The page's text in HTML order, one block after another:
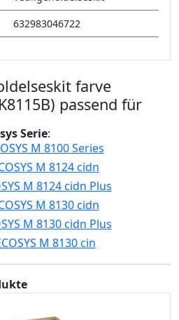
632983046722
farve
passend für
Serie:
M 8100 Series
M 8124 cidn
M 8124 cidn Plus
M 8130 cidn
M 8130 cidn Plus
M 8130 cin